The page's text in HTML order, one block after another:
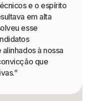
e o espírito
em alta
esse
à nossa
que